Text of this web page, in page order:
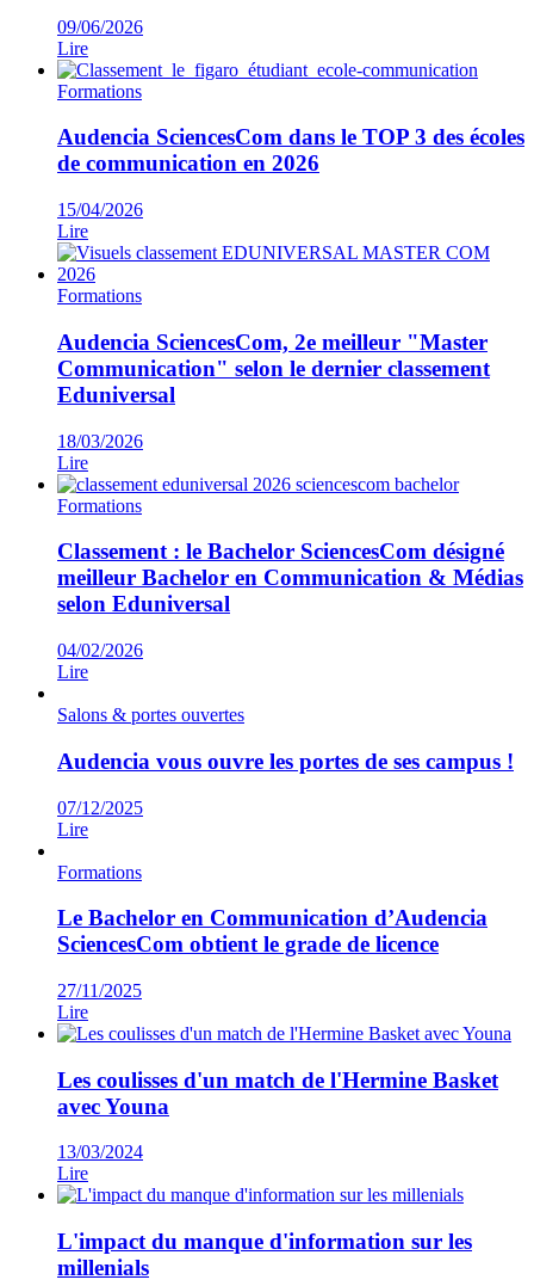
09/06/2026
Lire
Formations
Audencia SciencesCom dans le TOP 3 des écoles
de communication en 2026
15/04/2026
Lire
Formations
Audencia SciencesCom, 2e meilleur "Master
Communication" selon le dernier classement
Eduniversal
18/03/2026
Lire
Formations
Classement : le Bachelor SciencesCom désigné
meilleur Bachelor en Communication & Médias
selon Eduniversal
04/02/2026
Lire
Salons & portes ouvertes
Audencia vous ouvre les portes de ses campus !
07/12/2025
Lire
Formations
Le Bachelor en Communication d’Audencia
SciencesCom obtient le grade de licence
27/11/2025
Lire
Les coulisses d'un match de l'Hermine Basket
avec Youna
13/03/2024
Lire
L'impact du manque d'information sur les
millenials